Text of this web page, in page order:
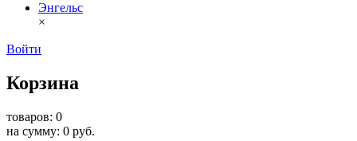
Энгельс
×
Войти
Корзина
товаров: 0
на сумму: 0 руб.